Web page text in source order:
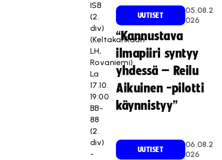
ISB
(2.
div)
(Keltakankaan
LH,
Rovaniemi)
La
17.10.
19:00
BB-
88
(2.
div)
-
UUTISET
05.08.2
026
“Kannustava
ilmapiiri syntyy
yhdessä – Reilu
Aikuinen -pilotti
käynnistyy”
UUTISET
06.08.2
026